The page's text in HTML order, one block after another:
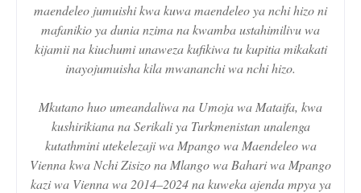
maendeleo jumuishi kwa kuwa maendeleo ya nchi hizo ni
mafanikio ya dunia nzima na kwamba ustahimilivu wa
kijamii na kiuchumi unaweza kufikiwa tu kupitia mikakati
inayojumuisha kila mwananchi wa nchi hizo.
Mkutano huo umeandaliwa na Umoja wa Mataifa, kwa
kushirikiana na Serikali ya Turkmenistan unalenga
kutathmini utekelezaji wa Mpango wa Maendeleo wa
Vienna kwa Nchi Zisizo na Mlango wa Bahari wa Mpango
kazi wa Vienna wa 2014–2024 na kuweka ajenda mpya ya